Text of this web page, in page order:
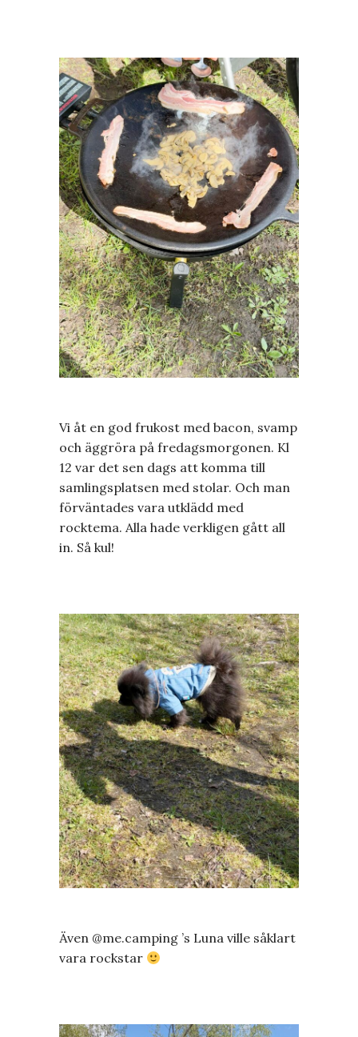
Vi åt en god frukost med bacon, svamp
och äggröra på fredagsmorgonen. Kl
12 var det sen dags att komma till
samlingsplatsen med stolar. Och man
förväntades vara utklädd med
rocktema. Alla hade verkligen gått all
in. Så kul!
Även @me.camping ’s Luna ville såklart
vara rockstar